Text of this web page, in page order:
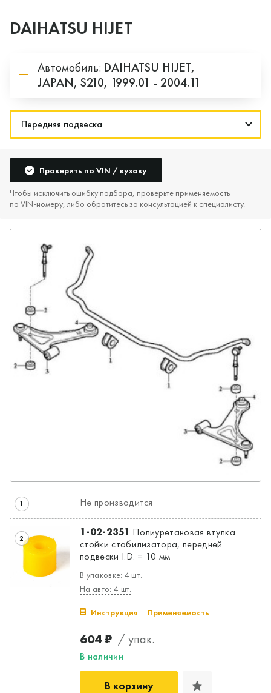
Нет, выбрать другой
DAIHATSU HIJET
Автомобиль: DAIHATSU HIJET,
JAPAN, S210, 1999.01 - 2004.11
Проверить по VIN / кузову
Чтобы исключить ошибку подбора, проверьте применяемость
по VIN‑номеру, либо обратитесь за консультацией к специалисту.
1 Не производится
2 1-02-2351 Полиуретановая втулка
стойки стабилизатора, передней
подвески I.D. = 10 мм
В упаковке: 4 шт.
На авто: 4 шт.
Инструкция Применяемость
604 ₽ / упак.
В наличии
В корзину